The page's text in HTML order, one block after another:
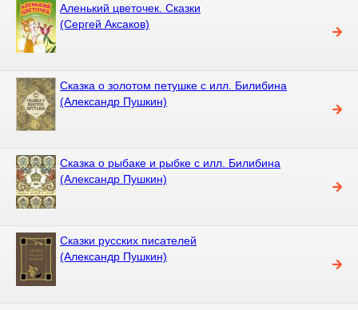
Аленький цветочек. Сказки
(Сергей Аксаков)
Сказка о золотом петушке с илл. Билибина
(Александр Пушкин)
Сказка о рыбаке и рыбке с илл. Билибина
(Александр Пушкин)
Сказки русских писателей
(Александр Пушкин)